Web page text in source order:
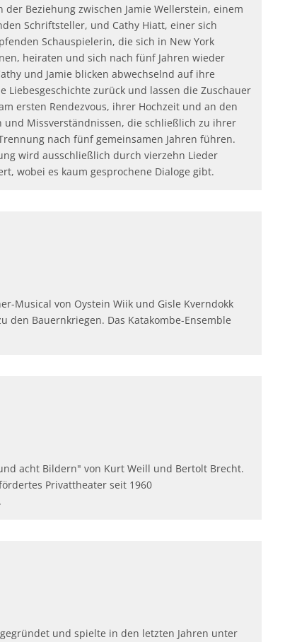
der Beziehung zwischen Jamie Wellerstein, einem
Schriftsteller, und Cathy Hiatt, einer sich
Schauspielerin, die sich in New York
heiraten und sich nach fünf Jahren wieder
und Jamie blicken abwechselnd auf ihre
Liebesgeschichte zurück und lassen die Zuschauer
ersten Rendezvous, ihrer Hochzeit und an den
und Missverständnissen, die schließlich zu ihrer
nach fünf gemeinsamen Jahren führen.
wird ausschließlich durch vierzehn Lieder
wobei es kaum gesprochene Dialoge gibt.
Musical von Oystein Wiik und Gisle Kverndokk
den Bauernkriegen. Das Katakombe-Ensemble
acht Bildern" von Kurt Weill und Bertolt Brecht.
Privattheater seit 1960
und spielte in den letzten Jahren unter